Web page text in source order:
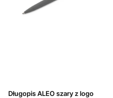
Długopis ALEO szary z logo